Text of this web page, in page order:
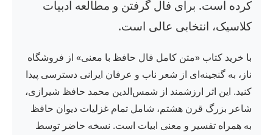
کرده است. برای فال گرفتن و مطالعه ادبیات
کلاسیک، انتخابی عالی است.
با خرید کتاب «متن کامل فال حافظ با معنی» از فروشگاه
ناز، به گنجینه‌ای از شعر ناب و عرفان ایرانی دسترسی پیدا
کنید. این اثر ارزشمند از شمس‌الدین محمد حافظ شیرازی،
شاعر بزرگ قرن هشتم، شامل تمام غزلیات دیوان حافظ
به همراه تفسیر و معنی ابیات است. نسخه حاضر توسط